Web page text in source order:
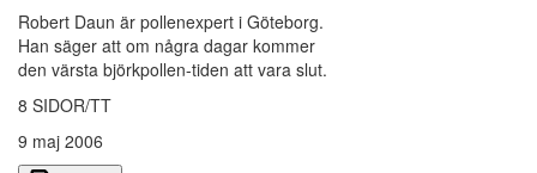
Robert Daun är pollenexpert i Göteborg.
Han säger att om några dagar kommer
den värsta björkpollen-tiden att vara slut.
8 SIDOR/TT
9 maj 2006